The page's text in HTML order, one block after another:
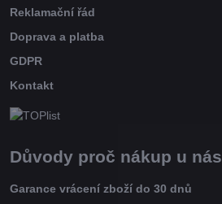
Reklamační řád
Doprava a platba
GDPR
Kontakt
Důvody proč nákup u nás
Garance vrácení zboží do 30 dnů